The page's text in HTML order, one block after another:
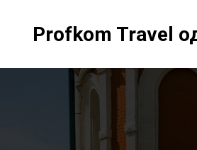
Profkom Travel